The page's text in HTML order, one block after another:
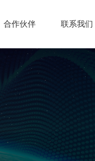
合作伙伴 联系我们